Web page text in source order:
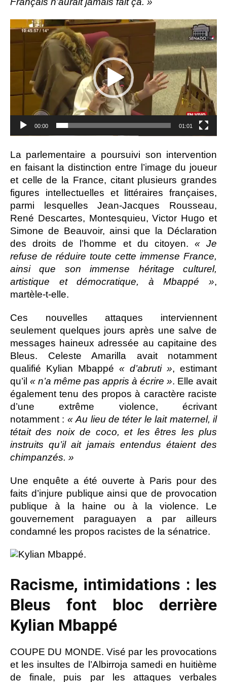
Lecteur
00:00 01:01
La parlementaire a poursuivi son intervention
en faisant la distinction entre l’image du joueur
et celle de la France, citant plusieurs grandes
figures intellectuelles et littéraires françaises,
parmi lesquelles Jean-Jacques Rousseau,
René Descartes, Montesquieu, Victor Hugo et
Simone de Beauvoir, ainsi que la Déclaration
des droits de l’homme et du citoyen. « Je
refuse de réduire toute cette immense France,
ainsi que son immense héritage culturel,
artistique et démocratique, à Mbappé »,
martèle-t-elle.
Ces nouvelles attaques interviennent
seulement quelques jours après une salve de
messages haineux adressée au capitaine des
Bleus. Celeste Amarilla avait notamment
qualifié Kylian Mbappé « d’abruti », estimant
qu’il « n’a même pas appris à écrire ». Elle avait
également tenu des propos à caractère raciste
d’une extrême violence, écrivant
notamment : « Au lieu de téter le lait maternel, il
tétait des noix de coco, et les êtres les plus
instruits qu’il ait jamais entendus étaient des
chimpanzés. »
Une enquête a été ouverte à Paris pour des
faits d’injure publique ainsi que de provocation
publique à la haine ou à la violence. Le
gouvernement paraguayen a par ailleurs
condamné les propos racistes de la sénatrice.
Racisme, intimidations : les
Bleus font bloc derrière
Kylian Mbappé
COUPE DU MONDE. Visé par les provocations
et les insultes de l’Albirroja samedi en huitième
de finale, puis par les attaques verbales